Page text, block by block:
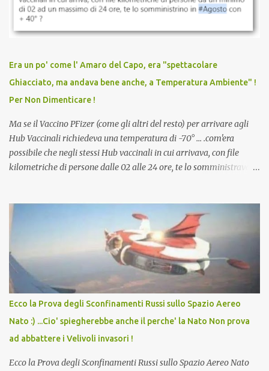
vaccinato, nessuno aveva prima cercato di farti sentire una
persona cattiva. Non avevamo mai visto un vaccino che minacci le
vaccino usato per minacciare i mezzi di sussistenza, il lavoro o la
scuola. Non avevamo mai visto un vaccino che permettesse a un
dodicenne di ignorare il consenso dei genitori. Dopo tutti i vaccini
che abbiamo elencato sopra...
Era un po' come l' Amaro del Capo, era "spettacolare
Ghiacciato, ma andava bene anche, a Temperatura Ambiente" !
Per Non Dimenticare !
Ma se il Vaccino PFizer (come gli altri del resto) per arrivare agli
Hub Vaccinali richiedeva una temperatura di -70° ... .com'era
possibile che negli stessi Hub vaccinali in cui arrivava, con file
kilometriche di persone dalle 02 alle 24 ore, te lo somministravano
Vaccino come: l' Amaro del Capo, era "spettacolare Ghiacciato, ma
andava bene anche, a Temperatura Ambiente"! Riproponiamo
l'articolo per NON Dimenticare!
Ecco la Prova degli Sconfinamenti Russi sullo Spazio Aereo
Nato :) ...Cio' spiegherebbe anche il perche' la Nato Non prova
ad abbattere i Velivoli invasori !
Ecco la Prova degli Sconfinamenti Russi sullo Spazio Aereo Nato